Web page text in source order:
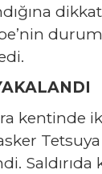
kentinde
Saldırıda